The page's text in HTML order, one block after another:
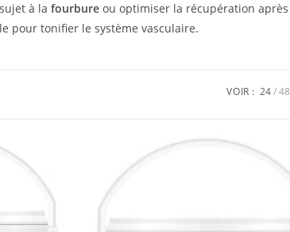
à la fourbure ou optimiser la récupération après
pour tonifier le système vasculaire.
VOIR : 24 48